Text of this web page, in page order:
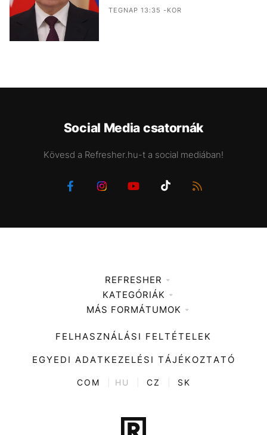
TEGNAP 13:35 -KOR
Social Media csatornák
Kövesd a Refresher.hu-t a social mediában!
REFRESHER
Médiaajánlat
KATEGÓRIÁK
Zene
Divat
Kultúra
ENTR
Tech-Tudomány
MÁS FORMÁTUMOK
FELHASZNÁLÁSI FELTÉTELEK
EGYEDI ADATKEZELÉSI TÁJÉKOZTATÓ
COM HU CZ SK